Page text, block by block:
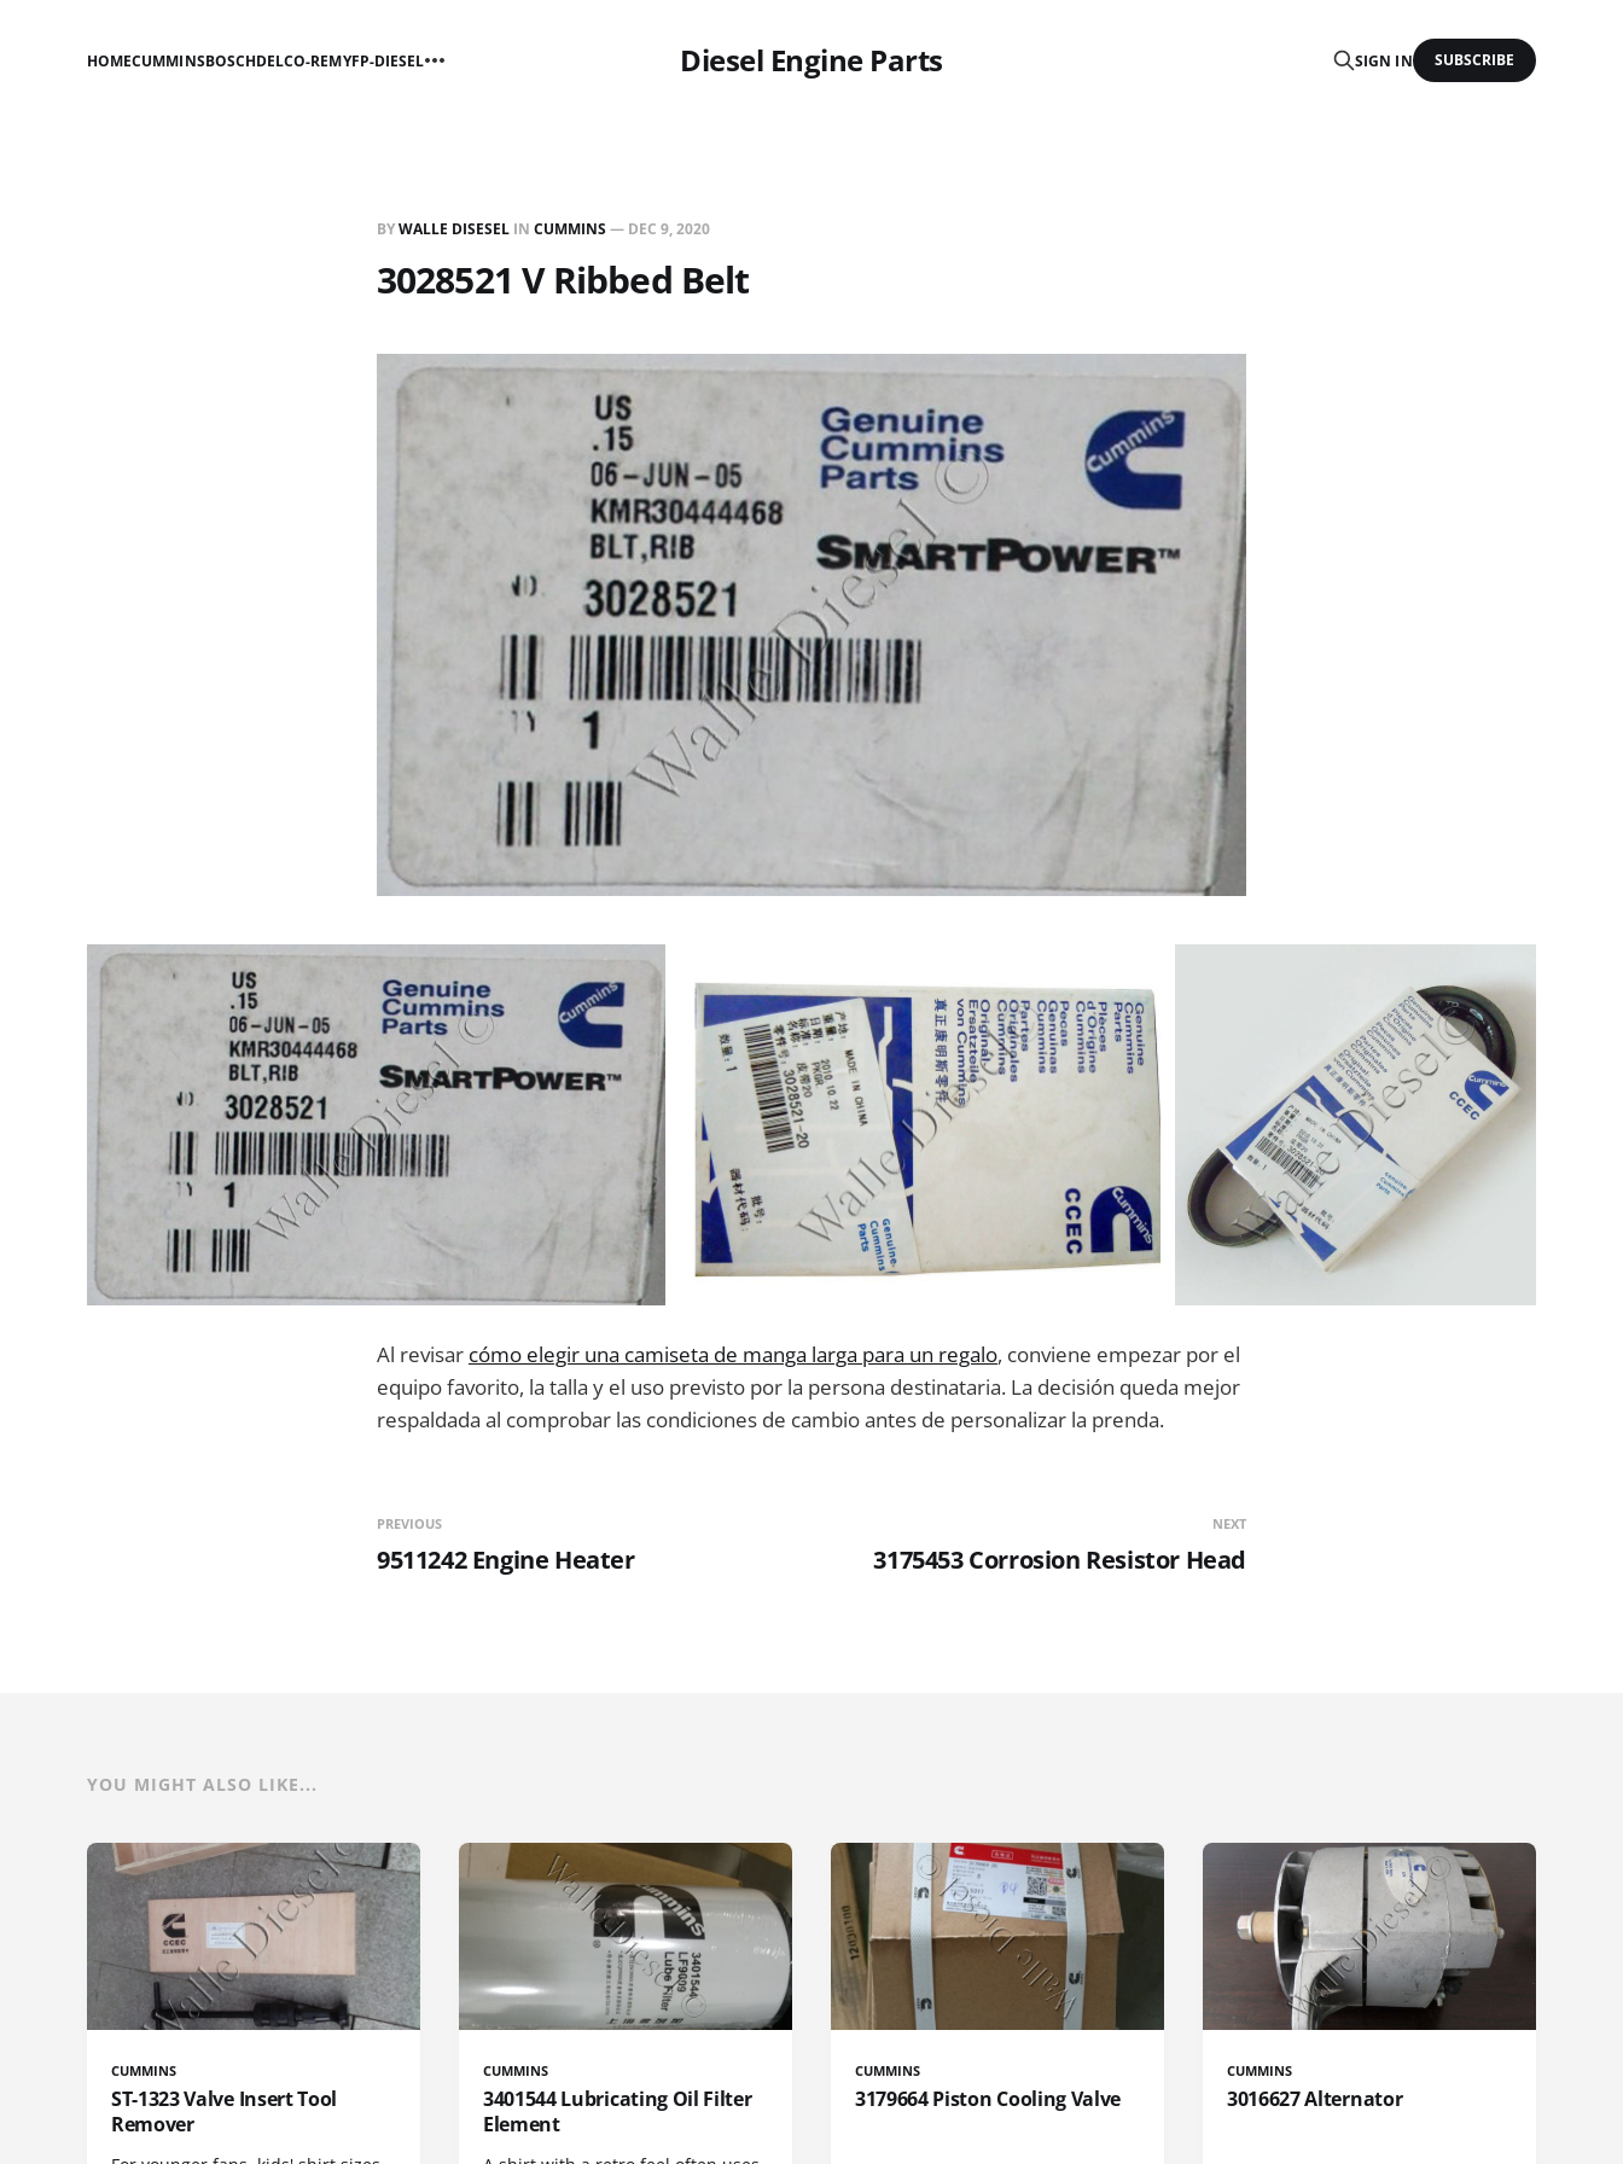
Diesel Engine Parts
HOMECUMMINSBOSCHDELCO-REMYFP-DIESEL SIGN IN SUBSCRIBE
BYWALLE DISESEL IN CUMMINS— DEC 9, 2020
3028521 V Ribbed Belt
Al revisar cómo elegir una camiseta de manga larga para un regalo, conviene empezar por el
equipo favorito, la talla y el uso previsto por la persona destinataria. La decisión queda mejor
respaldada al comprobar las condiciones de cambio antes de personalizar la prenda.
PREVIOUS
9511242 Engine Heater
NEXT
3175453 Corrosion Resistor Head
YOU MIGHT ALSO LIKE...
CUMMINS
ST-1323 Valve Insert Tool
Remover
CUMMINS
3401544 Lubricating Oil Filter
Element
CUMMINS
3179664 Piston Cooling Valve
CUMMINS
3016627 Alternator